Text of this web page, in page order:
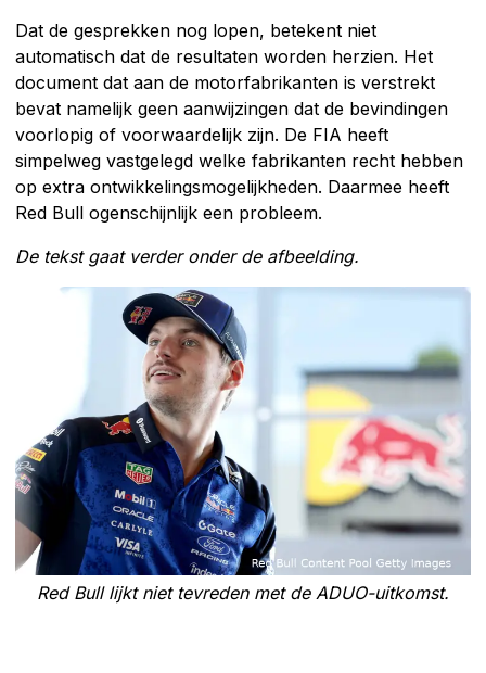
Dat de gesprekken nog lopen, betekent niet
automatisch dat de resultaten worden herzien. Het
document dat aan de motorfabrikanten is verstrekt
bevat namelijk geen aanwijzingen dat de bevindingen
voorlopig of voorwaardelijk zijn. De FIA heeft
simpelweg vastgelegd welke fabrikanten recht hebben
op extra ontwikkelingsmogelijkheden. Daarmee heeft
Red Bull ogenschijnlijk een probleem.
De tekst gaat verder onder de afbeelding.
Red Bull lijkt niet tevreden met de ADUO-uitkomst.